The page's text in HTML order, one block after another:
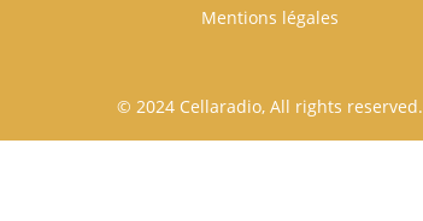
Mentions légales
© 2024 Cellaradio, All rights reserved.